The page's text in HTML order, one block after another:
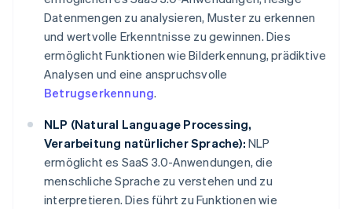
Datenmengen zu analysieren, Muster zu erkennen
und wertvolle Erkenntnisse zu gewinnen. Dies
ermöglicht Funktionen wie Bilderkennung, prädiktive
Analysen und eine anspruchsvolle
Betrugserkennung.
NLP (Natural Language Processing,
Verarbeitung natürlicher Sprache): NLP
ermöglicht es SaaS 3.0-Anwendungen, die
menschliche Sprache zu verstehen und zu
interpretieren. Dies führt zu Funktionen wie